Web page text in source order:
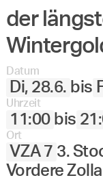
der
Datum
Di, 28.6. bis
Uhrzeit
11:00 bis
Ort
VZA 7 3.
Vordere